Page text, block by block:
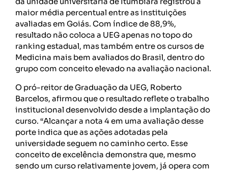
maior média percentual entre as instituições
avaliadas em Goiás. Com índice de 88,9%,
resultado não coloca a UEG apenas no topo do
ranking estadual, mas também entre os cursos de
Medicina mais bem avaliados do Brasil, dentro do
grupo com conceito elevado na avaliação nacional.
O pró-reitor de Graduação da UEG, Roberto
Barcelos, afirmou que o resultado reflete o trabalho
institucional desenvolvido desde a implantação do
curso. “Alcançar a nota 4 em uma avaliação desse
porte indica que as ações adotadas pela
universidade seguem no caminho certo. Esse
conceito de excelência demonstra que, mesmo
sendo um curso relativamente jovem, já opera com